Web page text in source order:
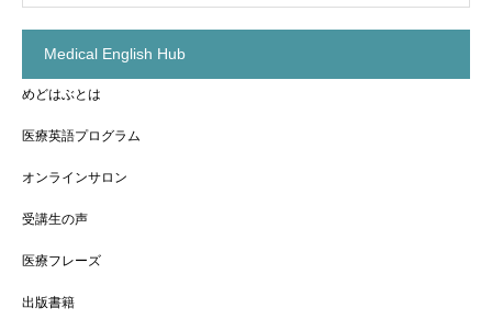
Medical English Hub
めどはぶとは
医療英語プログラム
オンラインサロン
受講生の声
医療フレーズ
出版書籍